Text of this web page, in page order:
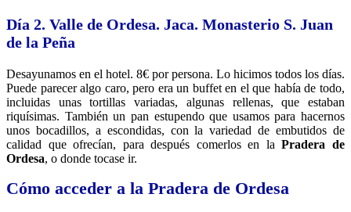
Día 2. Valle de Ordesa. Jaca. Monasterio S. Juan
de la Peña
Desayunamos en el hotel. 8€ por persona. Lo hicimos todos los días.
Puede parecer algo caro, pero era un buffet en el que había de todo,
incluidas unas tortillas variadas, algunas rellenas, que estaban
riquísimas. También un pan estupendo que usamos para hacernos
unos bocadillos, a escondidas, con la variedad de embutidos de
calidad que ofrecían, para después comerlos en laPradera de
Ordesa, o donde tocase ir.
Cómo acceder a la Pradera de Ordesa